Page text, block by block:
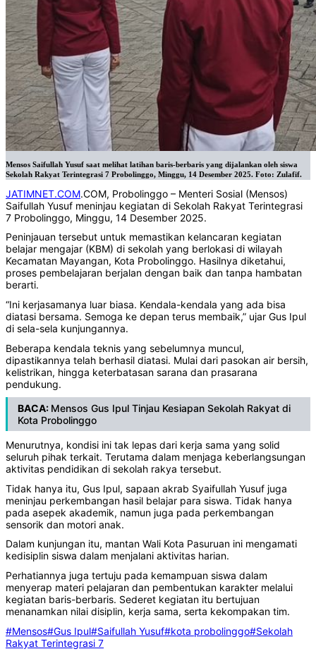
Mensos Saifullah Yusuf saat melihat latihan baris-berbaris yang dijalankan oleh siswa
Sekolah Rakyat Terintegrasi 7 Probolinggo, Minggu, 14 Desember 2025. Foto: Zulafif.
JATIMNET.COM.COM, Probolinggo – Menteri Sosial (Mensos)
Saifullah Yusuf meninjau kegiatan di Sekolah Rakyat Terintegrasi
7 Probolinggo, Minggu, 14 Desember 2025.
Peninjauan tersebut untuk memastikan kelancaran kegiatan
belajar mengajar (KBM) di sekolah yang berlokasi di wilayah
Kecamatan Mayangan, Kota Probolinggo. Hasilnya diketahui,
proses pembelajaran berjalan dengan baik dan tanpa hambatan
berarti.
“Ini kerjasamanya luar biasa. Kendala-kendala yang ada bisa
diatasi bersama. Semoga ke depan terus membaik,” ujar Gus Ipul
di sela-sela kunjungannya.
Beberapa kendala teknis yang sebelumnya muncul,
dipastikannya telah berhasil diatasi. Mulai dari pasokan air bersih,
kelistrikan, hingga keterbatasan sarana dan prasarana
pendukung.
BACA: Mensos Gus Ipul Tinjau Kesiapan Sekolah Rakyat di
Kota Probolinggo
Menurutnya, kondisi ini tak lepas dari kerja sama yang solid
seluruh pihak terkait. Terutama dalam menjaga keberlangsungan
aktivitas pendidikan di sekolah rakya tersebut.
Tidak hanya itu, Gus Ipul, sapaan akrab Syaifullah Yusuf juga
meninjau perkembangan hasil belajar para siswa. Tidak hanya
pada asepek akademik, namun juga pada perkembangan
sensorik dan motori anak.
Dalam kunjungan itu, mantan Wali Kota Pasuruan ini mengamati
kedisiplin siswa dalam menjalani aktivitas harian.
Perhatiannya juga tertuju pada kemampuan siswa dalam
menyerap materi pelajaran dan pembentukan karakter melalui
kegiatan baris-berbaris. Sederet kegiatan itu bertujuan
menanamkan nilai disiplin, kerja sama, serta kekompakan tim.
#Mensos#Gus Ipul#Saifullah Yusuf#kota probolinggo#Sekolah
Rakyat Terintegrasi 7